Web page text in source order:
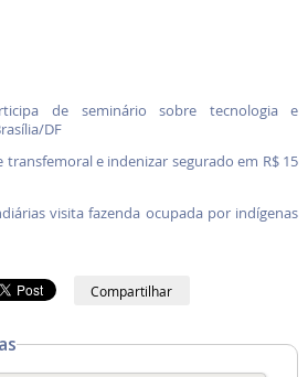
de seminário sobre tecnologia e
DF
transfemoral e indenizar segurado em R$ 15
visita fazenda ocupada por indígenas
Compartilhar